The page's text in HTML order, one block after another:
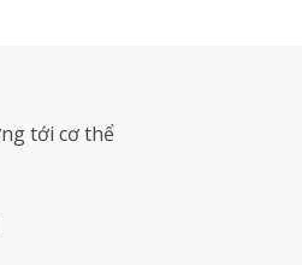
tới cơ thể